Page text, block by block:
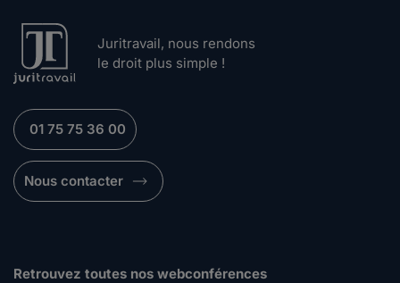
Juritravail, nous rendons
le droit plus simple !
01 75 75 36 00
Nous contacter
Retrouvez toutes nos webconférences